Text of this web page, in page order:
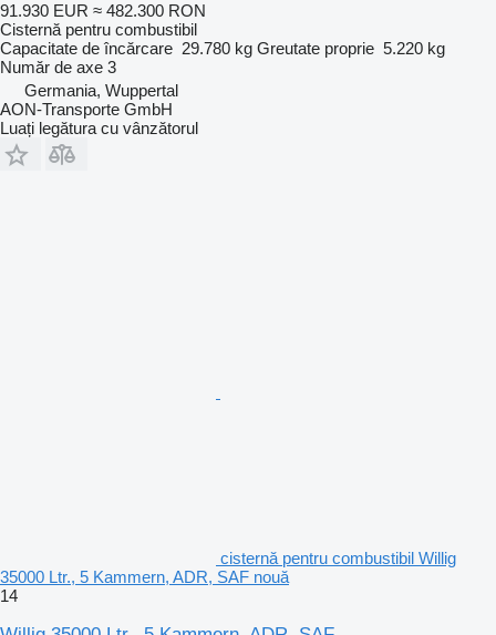
91.930 EUR ≈ 482.300 RON
Cisternă pentru combustibil
Capacitate de încărcare 29.780 kg Greutate proprie 5.220 kg
Număr de axe 3
Germania, Wuppertal
AON-Transporte GmbH
Luați legătura cu vânzătorul
cisternă pentru combustibil Willig
35000 Ltr., 5 Kammern, ADR, SAF nouă
14